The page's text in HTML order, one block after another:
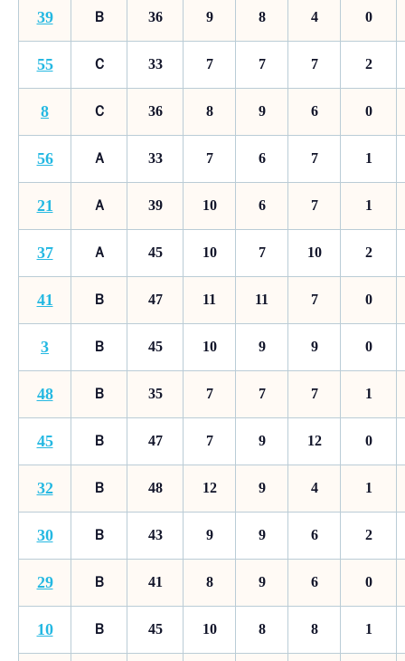
39 Ｂ 36 9 8 4 0
55 Ｃ 33 7 7 7 2
8 Ｃ 36 8 9 6 0
56 Ａ 33 7 6 7 1
21 Ａ 39 10 6 7 1
37 Ａ 45 10 7 10 2
41 Ｂ 47 11 11 7 0
3 Ｂ 45 10 9 9 0
48 Ｂ 35 7 7 7 1
45 Ｂ 47 7 9 12 0
32 Ｂ 48 12 9 4 1
30 Ｂ 43 9 9 6 2
29 Ｂ 41 8 9 6 0
10 Ｂ 45 10 8 8 1